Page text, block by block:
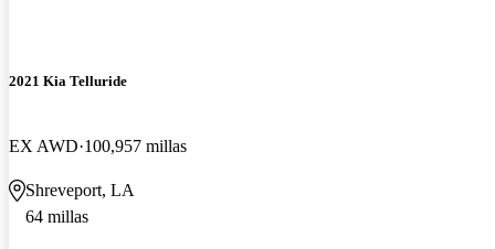
2021 Kia Telluride
EX AWD 100,957 millas
Shreveport, LA
64 millas